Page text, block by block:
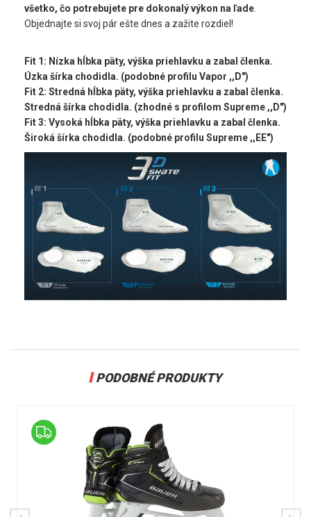
všetko, čo potrebujete pre dokonalý výkon na ľade
Objednajte si svoj pár ešte dnes a zažite rozdiel!
Fit 1: Nízka hĺbka päty, výška priehlavku a zabal členka.
Úzka šírka chodidla. (podobné profilu Vapor ,,D")
Fit 2: Stredná hĺbka päty, výška priehlavku a zabal členka.
Stredná šírka chodidla. (zhodné s profilom Supreme ,,D")
Fit 3: Vysoká hĺbka päty, výška priehlavku a zabal členka.
Široká šírka chodidla. (podobné profilu Supreme ,,EE")
PODOBNÉ PRODUKTY